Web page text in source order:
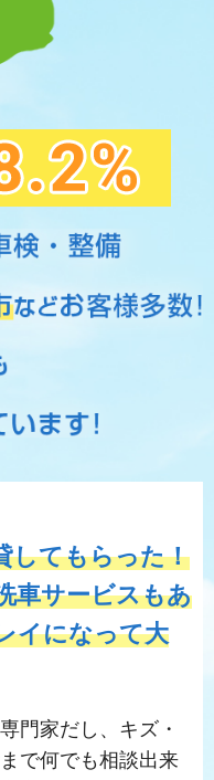
してもらった！
車サービスもあ
イになって大
門家だし、キズ・
で何でも相談出来